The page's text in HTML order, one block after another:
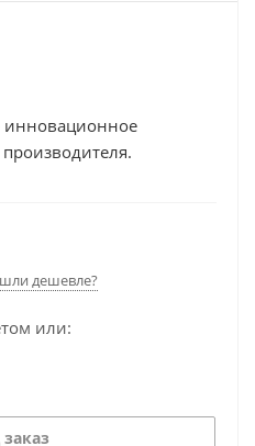
инновационное
дешевле?
или: